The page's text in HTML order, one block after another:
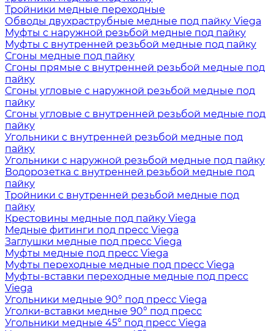
Тройники медные переходные
Обводы двухраструбные медные под пайку Viega
Муфты с наружной резьбой медные под пайку
Муфты с внутренней резьбой медные под пайку
Сгоны медные под пайку
Сгоны прямые с внутренней резьбой медные под
пайку
Сгоны угловые с наружной резьбой медные под
пайку
Сгоны угловые с внутренней резьбой медные под
пайку
Угольники с внутренней резьбой медные под
пайку
Угольники с наружной резьбой медные под пайку
Водорозетка с внутренней резьбой медные под
пайку
Тройники с внутренней резьбой медные под
пайку
Крестовины медные под пайку Viega
Медные фитинги под пресс Viega
Заглушки медные под пресс Viega
Муфты медные под пресс Viega
Муфты переходные медные под пресс Viega
Муфты-вставки переходные медные под пресс
Viega
Угольники медные 90° под пресс Viega
Уголки-вставки медные 90° под пресс
Угольники медные 45° под пресс Viega